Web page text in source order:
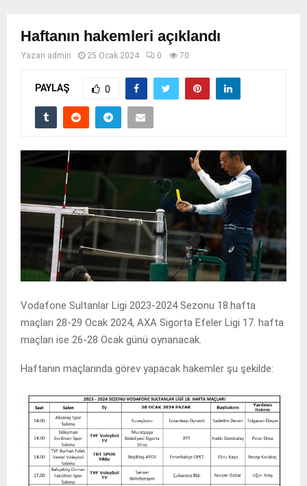
Haftanın hakemleri açıklandı
Yazan admin 25 Ocak 2024 0 70
PAYLAŞ 0
Vodafone Sultanlar Ligi 2023-2024 Sezonu 18.hafta
maçları 28-29 Ocak 2024, AXA Sigorta Efeler Ligi 17. hafta
maçları ise 26-28 Ocak günü oynanacak.
Haftanın maçlarında görev yapacak hakemler şu şekilde: